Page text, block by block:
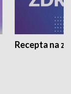
Recepta na